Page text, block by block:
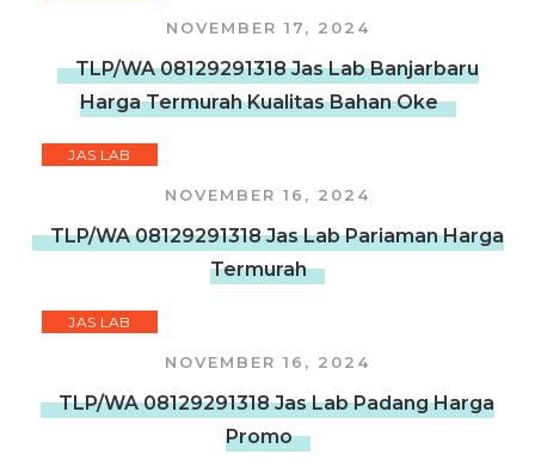
NOVEMBER 17, 2024
TLP/WA 08129291318 Jas Lab Banjarbaru
Harga Termurah Kualitas Bahan Oke
JAS LAB
NOVEMBER 16, 2024
TLP/WA 08129291318 Jas Lab Pariaman Harga
Termurah
JAS LAB
NOVEMBER 16, 2024
TLP/WA 08129291318 Jas Lab Padang Harga
Promo